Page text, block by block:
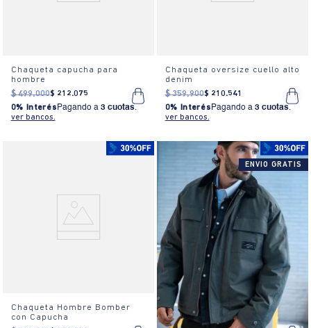
Chaqueta capucha para
hombre
$ 499.000$ 212.075
0% Interés Pagando a 3 cuotas.
ver bancos.
Chaqueta oversize cuello alto
denim
$ 359.900$ 210.541
0% Interés Pagando a 3 cuotas.
ver bancos.
Chaqueta Hombre Bomber
con Capucha
ENVIO GRATIS